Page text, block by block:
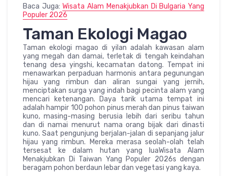
Baca Juga:Wisata Alam Menakjubkan Di Bulgaria Yang
Populer 2026
Taman Ekologi Magao
Taman ekologi magao di yilan adalah kawasan alam
yang megah dan damai, terletak di tengah keindahan
tenang desa yingshi, kecamatan datong. Tempat ini
menawarkan perpaduan harmonis antara pegunungan
hijau yang rimbun dan aliran sungai yang jernih,
menciptakan surga yang indah bagi pecinta alam yang
mencari ketenangan. Daya tarik utama tempat ini
adalah hampir 100 pohon pinus merah dan pinus taiwan
kuno, masing-masing berusia lebih dari seribu tahun
dan di namai menurut nama orang bijak dari dinasti
kuno. Saat pengunjung berjalan-jalan di sepanjang jalur
hijau yang rimbun. Mereka merasa seolah-olah telah
tersesat ke dalam hutan yang luaWisata Alam
Menakjubkan Di Taiwan Yang Populer 2026s dengan
beragam pohon berdaun lebar dan vegetasi yang kaya.